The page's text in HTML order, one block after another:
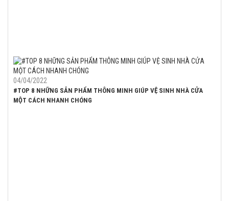
04/04/2022
#TOP 8 NHỮNG SẢN PHẨM THÔNG MINH GIÚP VỆ SINH NHÀ CỬA
MỘT CÁCH NHANH CHÓNG